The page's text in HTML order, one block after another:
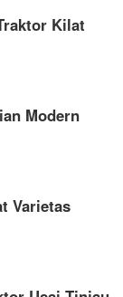
Kilat
Modern
Varietas